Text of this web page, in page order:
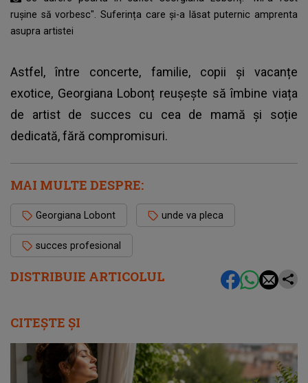
DISTRIBUIE ARTICOLUL
rușine să vorbesc". Suferința care și-a lăsat puternic amprenta
asupra artistei
Astfel, între concerte, familie, copii și vacanțe
exotice, Georgiana Lobonț reușește să îmbine viața
de artist de succes cu cea de mamă și soție
dedicată, fără compromisuri.
MAI MULTE DESPRE:
Georgiana Lobont unde va pleca
succes profesional
CITEȘTE ȘI